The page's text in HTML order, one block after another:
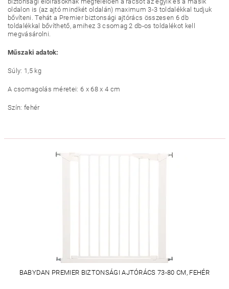
oldalon is (az ajtó mindkét oldalán) maximum 3-3 toldalékkal tudjuk
bővíteni. Tehát a Premier biztonsági ajtórács összesen 6 db
toldalékkal bővíthető, amihez 3 csomag 2 db-os toldalékot kell
megvásárolni.
Műszaki adatok:
Súly: 1,5 kg
A csomagolás méretei: 6 x 68 x 4 cm
Szín: fehér
BABYDAN PREMIER BIZTONSÁGI AJTÓRÁCS 73-80 CM, FEHÉR